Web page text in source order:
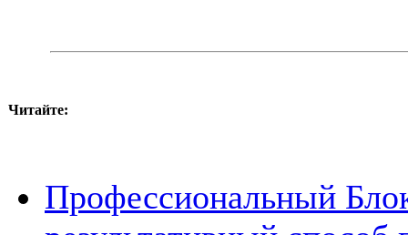
Читайте:
Профессиональный